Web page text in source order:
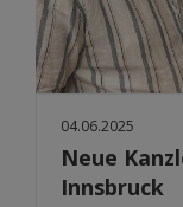
04.06.2025
Neue
Innsbruck